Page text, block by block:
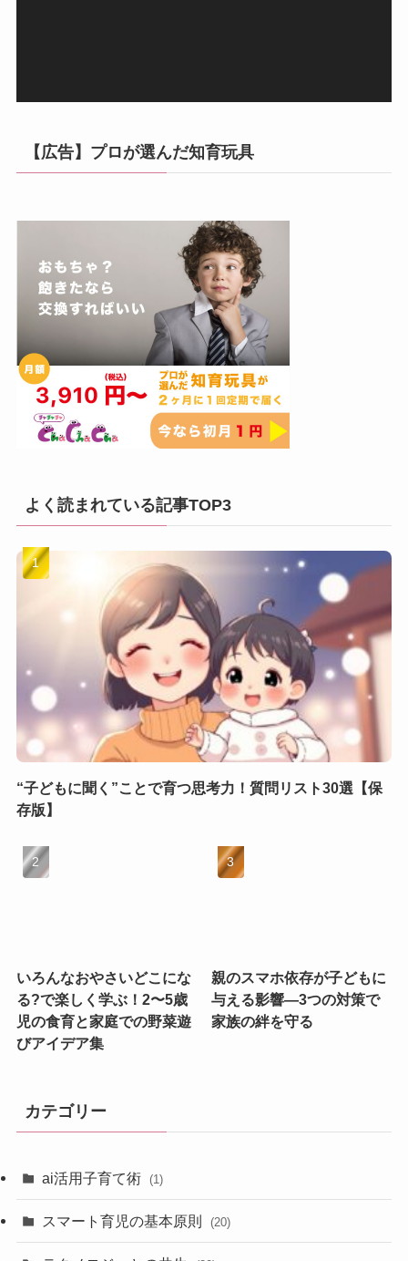
【広告】プロが選んだ知育玩具
よく読まれている記事TOP3
“子どもに聞く”ことで育つ思考力！質問リスト30選【保
存版】
いろんなおやさいどこにな
る?で楽しく学ぶ！2〜5歳
児の食育と家庭での野菜遊
びアイデア集
親のスマホ依存が子どもに
与える影響—3つの対策で
家族の絆を守る
カテゴリー
ai活用子育て術 (1)
スマート育児の基本原則 (20)